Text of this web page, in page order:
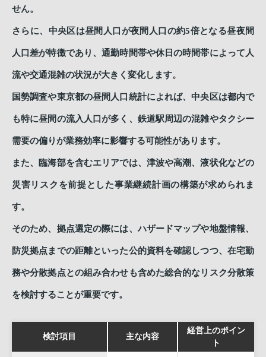
せん。
さらに、中央区は昼間人口が夜間人口の約5倍となる昼夜間
人口差が特徴であり、通勤時間帯や休日の時間帯によって人
流や交通混雑の状況が大きく変化します。
国勢調査や東京都の昼間人口統計によれば、中央区は都内で
も特に昼間の流入人口が多く、鉄道駅周辺の混雑やタクシー
需要の偏りが業務効率に影響する可能性があります。
また、臨海部を含むエリアでは、津波や高潮、液状化などの
災害リスクを前提とした事業継続計画の構築が求められま
す。
そのため、拠点選定の際には、ハザードマップや地盤情報、
防災拠点までの距離といった公的資料を確認しつつ、在宅勤
務や分散拠点との組み合わせも含めた総合的なリスク分散策
を検討することが重要です。
検討項目 主な内容
経営上のポイン
ト